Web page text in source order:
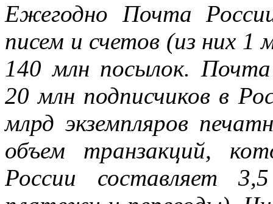
Ежегодно Почта
писем и счетов (из них 1
140 млн посылок.
20 млн подписчиков в
млрд экземпляров
объем транзакций,
России составляет